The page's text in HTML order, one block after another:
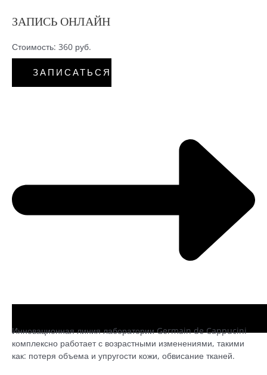
ЗАПИСЬ ОНЛАЙН
Стоимость: 360 руб.
ЗАПИСАТЬСЯ
Инновационная линия лаборатории Germain de Cappucini
комплексно работает с возрастными изменениями, такими
как: потеря объема и упругости кожи, обвисание тканей.